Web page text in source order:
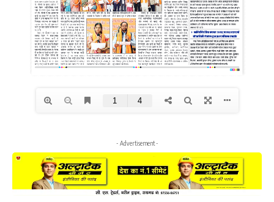
- Advertisement -